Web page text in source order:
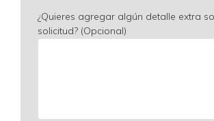
¿Quieres agregar algún detalle extra
solicitud? (Opcional)